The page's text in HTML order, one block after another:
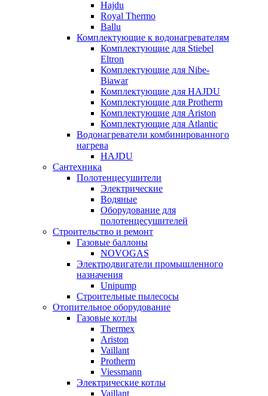
Hajdu
Royal Thermo
Ballu
Комплектующие к водонагревателям
Комплектующие для Stiebel
Eltron
Комплектующие для Nibe-
Biawar
Комплектующие для HAJDU
Комплектующие для Protherm
Комплектующие для Ariston
Комплектующие для Atlantic
Водонагреватели комбинированного
нагрева
HAJDU
Сантехника
Полотенцесушители
Электрические
Водяные
Оборудование для
полотенцесушителей
Строительство и ремонт
Газовые баллоны
NOVOGAS
Электродвигатели промышленного
назначения
Unipump
Строительные пылесосы
Отопительное оборудование
Газовые котлы
Thermex
Ariston
Vaillant
Protherm
Viessmann
Электрические котлы
Vaillant